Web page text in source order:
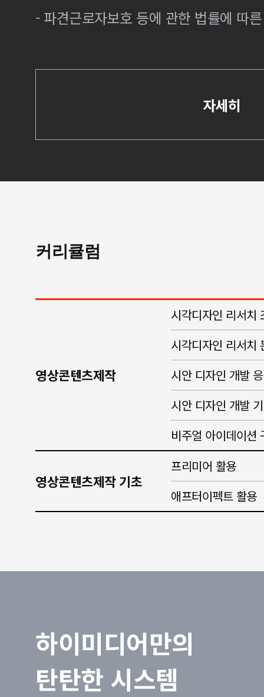
- 파견근로자보호 등에 관한 법률에 따
자세히
커리큘럼
영상콘텐츠제작
시각디자인 리서치
시각디자인 리서치
시안 디자인 개발
시안 디자인 개발
비주얼 아이데이션
영상콘텐츠제작 기초
프리미어 활용
애프터이펙트 활용
하이미디어만의
탄탄한 시스템